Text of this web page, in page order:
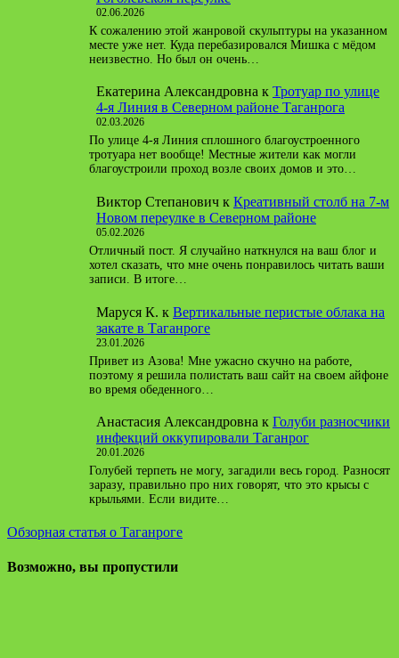
02.06.2026
К сожалению этой жанровой скульптуры на указанном
месте уже нет. Куда перебазировался Мишка с мёдом
неизвестно. Но был он очень…
Екатерина Александровна к Тротуар по улице
4-я Линия в Северном районе Таганрога
02.03.2026
По улице 4-я Линия сплошного благоустроенного
тротуара нет вообще! Местные жители как могли
благоустроили проход возле своих домов и это…
Виктор Степанович к Креативный столб на 7-м
Новом переулке в Северном районе
05.02.2026
Отличный пост. Я случайно наткнулся на ваш блог и
хотел сказать, что мне очень понравилось читать ваши
записи. В итоге…
Маруся К. к Вертикальные перистые облака на
закате в Таганроге
23.01.2026
Привет из Азова! Мне ужасно скучно на работе,
поэтому я решила полистать ваш сайт на своем айфоне
во время обеденного…
Анастасия Александровна к Голуби разносчики
инфекций оккупировали Таганрог
20.01.2026
Голубей терпеть не могу, загадили весь город. Разносят
заразу, правильно про них говорят, что это крысы с
крыльями. Если видите…
Обзорная статья о Таганроге
Возможно, вы пропустили